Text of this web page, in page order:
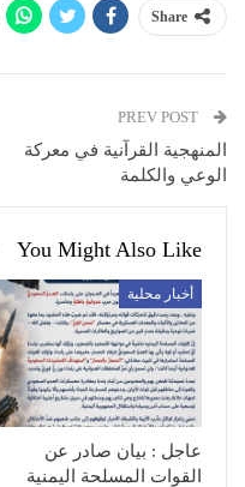
Share
المنهجية القرآنية في معركة
الوعي والكلمة
You Might Also Like
أخبار محلية
عاجل : بيان صادر عن
القوات المسلحة اليمنية